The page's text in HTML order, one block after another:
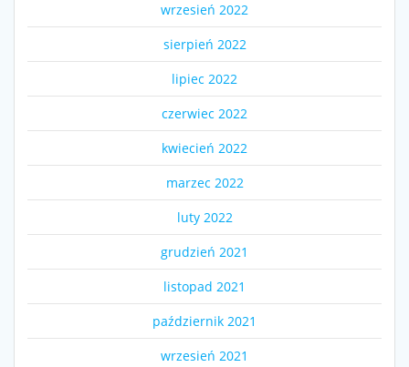
wrzesień 2022
sierpień 2022
lipiec 2022
czerwiec 2022
kwiecień 2022
marzec 2022
luty 2022
grudzień 2021
listopad 2021
październik 2021
wrzesień 2021